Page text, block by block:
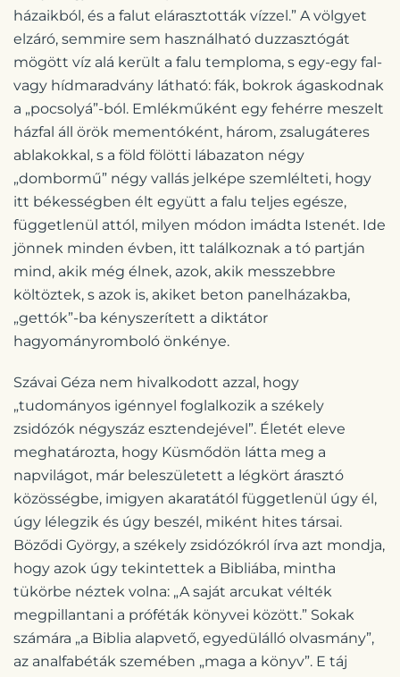
házaikból, és a falut elárasztották vízzel.” A völgyet
elzáró, semmire sem használható duzzasztógát
mögött víz alá került a falu temploma, s egy-egy fal-
vagy hídmaradvány látható: fák, bokrok ágaskodnak
a „pocsolyá”-ból. Emlékműként egy fehérre meszelt
házfal áll örök mementóként, három, zsalugáteres
ablakokkal, s a föld fölötti lábazaton négy
„dombormű” négy vallás jelképe szemlélteti, hogy
itt békességben élt együtt a falu teljes egésze,
függetlenül attól, milyen módon imádta Istenét. Ide
jönnek minden évben, itt találkoznak a tó partján
mind, akik még élnek, azok, akik messzebbre
költöztek, s azok is, akiket beton panelházakba,
„gettók”-ba kényszerített a diktátor
hagyományromboló önkénye.
Szávai Géza nem hivalkodott azzal, hogy
„tudományos igénnyel foglalkozik a székely
zsidózók négyszáz esztendejével”. Életét eleve
meghatározta, hogy Küsmődön látta meg a
napvilágot, már beleszületett a légkört árasztó
közösségbe, imigyen akaratától függetlenül úgy él,
úgy lélegzik és úgy beszél, miként hites társai.
Böződi György, a székely zsidózókról írva azt mondja,
hogy azok úgy tekintettek a Bibliába, mintha
tükörbe néztek volna: „A saját arcukat vélték
megpillantani a próféták könyvei között.” Sokak
számára „a Biblia alapvető, egyedülálló olvasmány”,
az analfabéták szemében „maga a könyv”. E táj